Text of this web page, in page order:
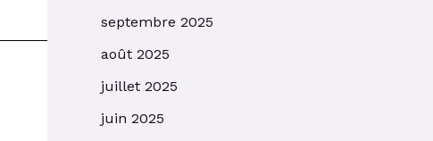
septembre 2025
août 2025
juillet 2025
juin 2025